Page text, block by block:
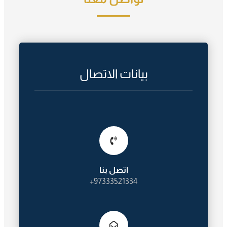
بيانات الاتصال
اتصل بنا
97333521334+